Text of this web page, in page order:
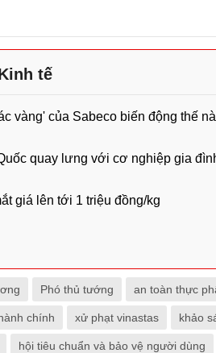
tế
vàng' của Sabeco biến động thế
quay lưng với cơ nghiệp gia
giá lên tới 1 triệu đồng/kg
Phó thủ tướng an toàn thực
chính xử phạt vinastas khảo
hội tiêu chuẩn và bảo vệ người dùng